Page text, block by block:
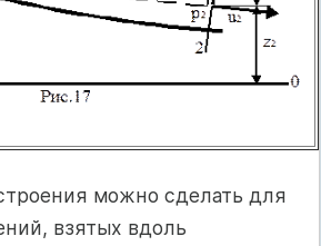
можно сделать для
взятых вдоль